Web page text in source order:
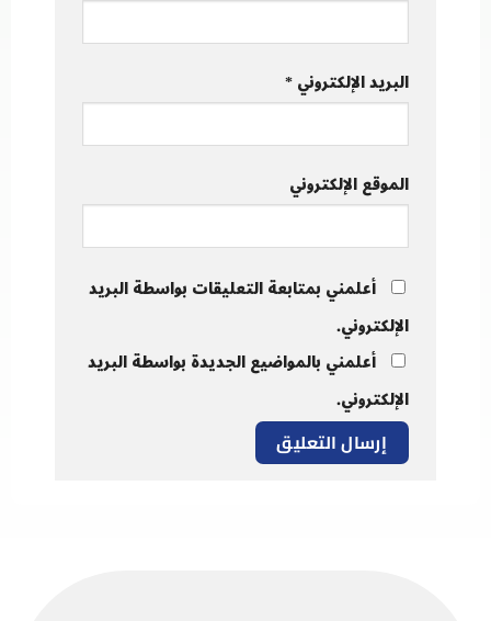
البريد الإلكتروني*
الموقع الإلكتروني
أعلمني بمتابعة التعليقات بواسطة البريد
الإلكتروني.
أعلمني بالمواضيع الجديدة بواسطة البريد
الإلكتروني.